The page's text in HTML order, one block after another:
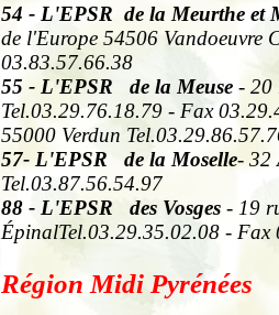
54 - L'EPSR de la Meurthe et
de l'Europe 54506 Vandoeuvre
03.83.57.66.38
55 - L'EPSR de la Meuse - 20
Tel.03.29.76.18.79 - Fax
55000 Verdun
57- L'EPSR de la Moselle- 32
Tel.03.87.56.54.97
88 - L'EPSR des Vosges - 19
ÉpinalTel.03.29.35.02.08 - Fax
Région Midi Pyrénées